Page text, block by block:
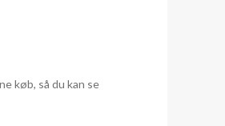
køb, så du kan se